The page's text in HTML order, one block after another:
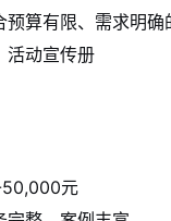
算有限、需求明确
活动宣传册
元